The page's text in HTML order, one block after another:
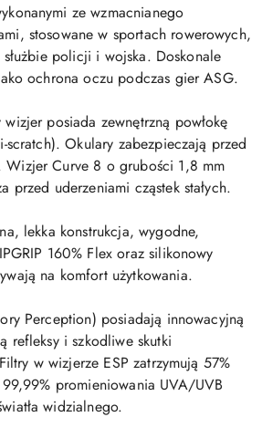
ze wzmacnianego
stosowane w sportach rowerowych,
policji i wojska. Doskonale
ochrona oczu podczas gier ASG.
posiada zewnętrzną powłokę
scratch). Okulary zabezpieczają przed
Wizjer Curve 8 o grubości 1,8 mm
przed uderzeniami cząstek stałych.
lekka konstrukcja, wygodne,
160% Flex oraz silikonowy
na komfort użytkowania.
Perception) posiadają innowacyjną
refleksy i szkodliwe skutki
w wizjerze ESP zatrzymują 57%
promieniowania UVA/UVB
widzialnego.